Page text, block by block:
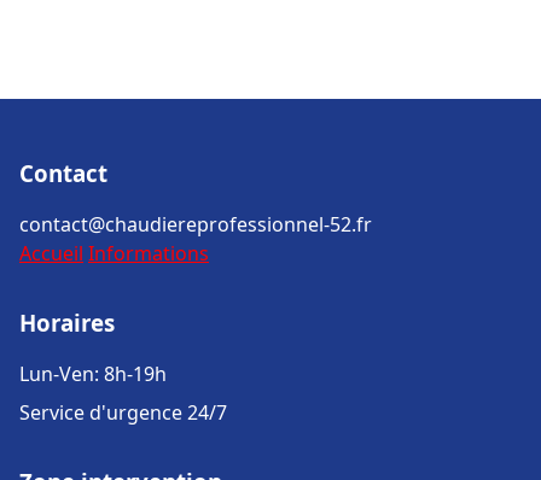
Contact
contact@chaudiereprofessionnel-52.fr
Accueil Informations
Horaires
Lun-Ven: 8h-19h
Service d'urgence 24/7